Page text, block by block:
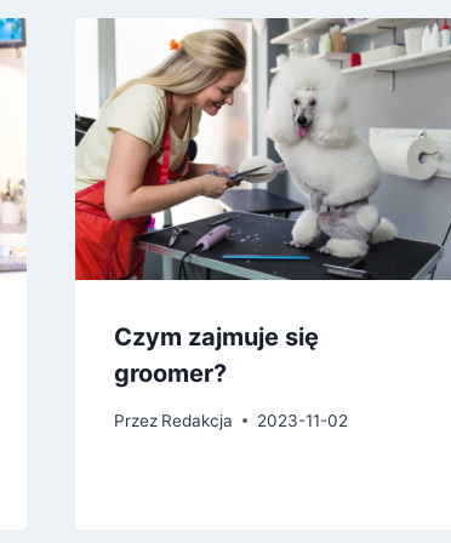
Czym zajmuje się
groomer?
Przez Redakcja 2023-11-02